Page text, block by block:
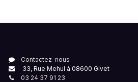
Contactez-nous
33, Rue Mehul à 08600 Givet
03 24 37 91 23